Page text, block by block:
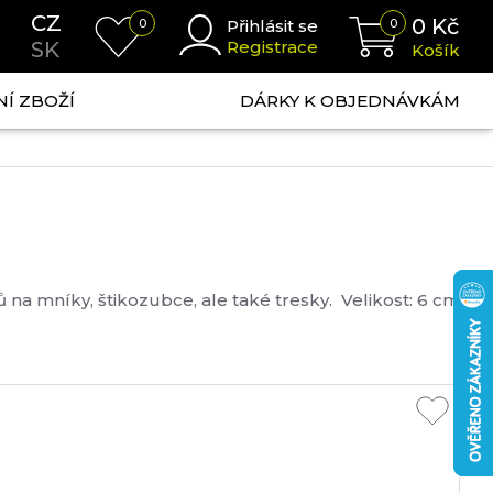
CZ
SK
0
Přihlásit se
Registrace
0 0 Kč
Košík
ZBOŽÍ DÁRKY K OBJEDNÁVKÁM
na mníky, štikozubce, ale také tresky. Velikost: 6 cm